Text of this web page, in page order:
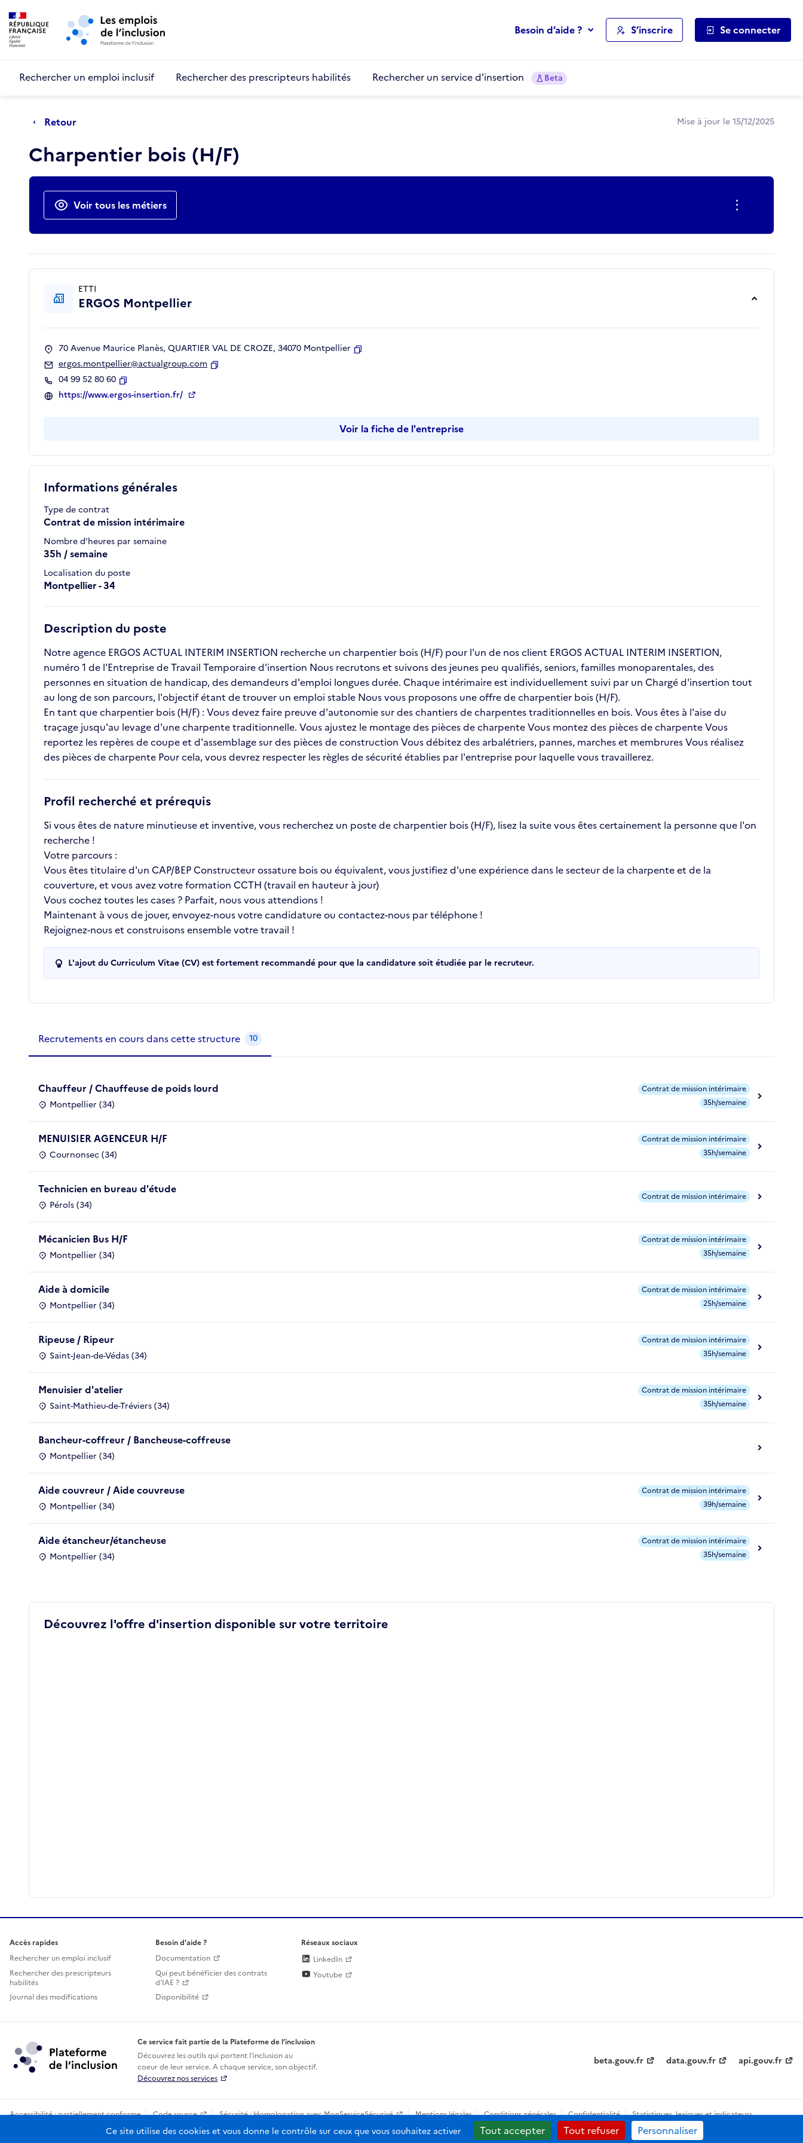
Aller au menu principal
Besoin d’aide ? S’inscrire Se connecter
Rechercher un emploi inclusif Rechercher des prescripteurs habilités Rechercher un service d'insertion Beta
Retour Mise à jour le 15/12/2025
Charpentier bois (H/F)
Actions rapides
Voir tous les métiers
Informations générales
Type de contrat
Contrat de mission intérimaire
Nombre d'heures par semaine
35h / semaine
Localisation du poste
Montpellier - 34
Description du poste
Notre agence ERGOS ACTUAL INTERIM INSERTION recherche un charpentier bois (H/F) pour l'un de nos client ERGOS ACTUAL INTERIM INSERTION,
numéro 1 de l'Entreprise de Travail Temporaire d'insertion Nous recrutons et suivons des jeunes peu qualifiés, seniors, familles monoparentales, des
personnes en situation de handicap, des demandeurs d'emploi longues durée. Chaque intérimaire est individuellement suivi par un Chargé d'insertion tout
au long de son parcours, l'objectif étant de trouver un emploi stable Nous vous proposons une offre de charpentier bois (H/F).
En tant que charpentier bois (H/F) : Vous devez faire preuve d'autonomie sur des chantiers de charpentes traditionnelles en bois. Vous êtes à l'aise du
traçage jusqu'au levage d'une charpente traditionnelle. Vous ajustez le montage des pièces de charpente Vous montez des pièces de charpente Vous
reportez les repères de coupe et d'assemblage sur des pièces de construction Vous débitez des arbalétriers, pannes, marches et membrures Vous réalisez
des pièces de charpente Pour cela, vous devrez respecter les règles de sécurité établies par l'entreprise pour laquelle vous travaillerez.
Profil recherché et prérequis
Si vous êtes de nature minutieuse et inventive, vous recherchez un poste de charpentier bois (H/F), lisez la suite vous êtes certainement la personne que l'on
recherche !
Votre parcours :
Vous êtes titulaire d'un CAP/BEP Constructeur ossature bois ou équivalent, vous justifiez d'une expérience dans le secteur de la charpente et de la
couverture, et vous avez votre formation CCTH (travail en hauteur à jour)
Vous cochez toutes les cases ? Parfait, nous vous attendions !
Maintenant à vous de jouer, envoyez-nous votre candidature ou contactez-nous par téléphone !
Rejoignez-nous et construisons ensemble votre travail !
L'ajout du Curriculum Vitae (CV) est fortement recommandé pour que la candidature soit étudiée par le recruteur.
ETTI
ERGOS Montpellier
70 Avenue Maurice Planès, QUARTIER VAL DE CROZE, 34070 Montpellier
ergos.montpellier@actualgroup.com
04 99 52 80 60
Copier
https://www.ergos-insertion.fr/
Voir la fiche de l'entreprise
Recrutements de la structure
Recrutements en cours dans cette structure 10
Chauffeur / Chauffeuse de poids lourd
Montpellier (34)
Contrat de mission intérimaire
35h/semaine
MENUISIER AGENCEUR H/F
Cournonsec (34)
Contrat de mission intérimaire
35h/semaine
Technicien en bureau d'étude
Pérols (34)
Contrat de mission intérimaire
Mécanicien Bus H/F
Montpellier (34)
Contrat de mission intérimaire
35h/semaine
Aide à domicile
Montpellier (34)
Contrat de mission intérimaire
25h/semaine
Ripeuse / Ripeur
Saint-Jean-de-Védas (34)
Contrat de mission intérimaire
35h/semaine
Menuisier d'atelier
Saint-Mathieu-de-Tréviers (34)
Contrat de mission intérimaire
35h/semaine
Bancheur-coffreur / Bancheuse-coffreuse
Montpellier (34)
Aide couvreur / Aide couvreuse
Montpellier (34)
Contrat de mission intérimaire
39h/semaine
Aide étancheur/étancheuse
Montpellier (34)
Contrat de mission intérimaire
35h/semaine
Découvrez l'offre d'insertion disponible sur votre territoire
Accès rapides
Rechercher un emploi inclusif
Rechercher des prescripteurs
habilités
Journal des modifications
Besoin d'aide ?
Documentation
Qui peut bénéficier des contrats
d'IAE ?
Disponibilité
Réseaux sociaux
LinkedIn
Youtube
Ce service fait partie de la Plateforme de l’inclusion
Découvrez les outils qui portent l'inclusion au
coeur de leur service. A chaque service, son objectif.
Découvrez nos services
beta.gouv.fr data.gouv.fr api.gouv.fr
Accessibilité : partiellement conforme Code source Sécurité : Homologation avec MonServiceSécurisé Mentions légales Conditions générales Confidentialité
Statistiques, lexiques et indicateurs
Sauf mention contraire, tous les contenus de ce site sont sous licenceetalab-2.0
Ce site utilise des cookies et vous donne le contrôle sur ceux que vous souhaitez activer Tout accepter Tout refuser Personnaliser